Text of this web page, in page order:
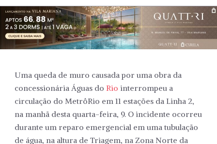
Uma queda de muro causada por uma obra da
concessionária Águas do Rio interrompeu a
circulação do MetrôRio em 11 estações da Linha 2,
na manhã desta quarta-feira, 9. O incidente ocorreu
durante um reparo emergencial em uma tubulação
de água, na altura de Triagem, na Zona Norte da